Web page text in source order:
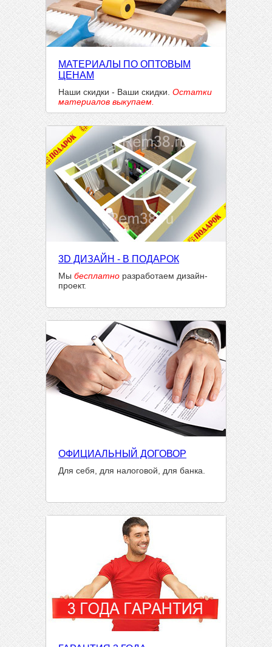
МАТЕРИАЛЫ ПО ОПТОВЫМ
ЦЕНАМ
Наши скидки - Ваши скидки. Остатки
материалов выкупаем.
3D ДИЗАЙН - В ПОДАРОК
Мы бесплатно разработаем дизайн-
проект.
ОФИЦИАЛЬНЫЙ ДОГОВОР
Для себя, для налоговой, для банка.